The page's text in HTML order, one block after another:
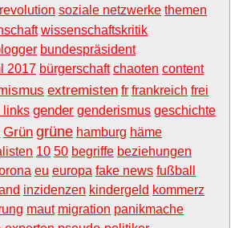
soziale netzwerke themen
wissenschaftskritik
bundespräsident
2017 bürgerschaft chaoten content
extremisten fr frankreich frei
links gender genderismus geschichte
Grün grüne hamburg häme
10 50 begriffe beziehungen
eu europa fake news fußball
inzidenzen kindergeld kommerz
maut migration panikmache